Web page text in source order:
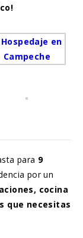
para 9
por un
cocina
que necesitas